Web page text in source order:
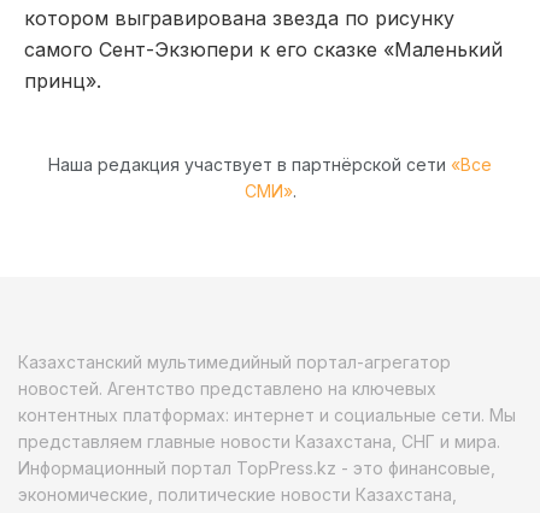
котором выгравирована звезда по рисунку
самого Сент-Экзюпери к его сказке «Маленький
принц».
Наша редакция участвует в партнёрской сети «Все
СМИ».
Казахстанский мультимедийный портал-агрегатор
новостей. Агентство представлено на ключевых
контентных платформах: интернет и социальные сети. Мы
представляем главные новости Казахстана, СНГ и мира.
Информационный портал TopPress.kz - это финансовые,
экономические, политические новости Казахстана,